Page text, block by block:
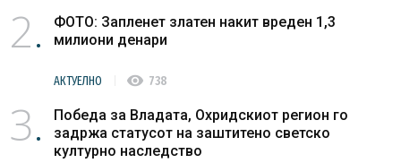
2
ФОТО: Запленет златен накит вреден 1,3
милиони денари
АКТУЕЛНО visibility 738
3
Победа за Владата, Охридскиот регион го
задржа статусот на заштитено светско
културно наследство